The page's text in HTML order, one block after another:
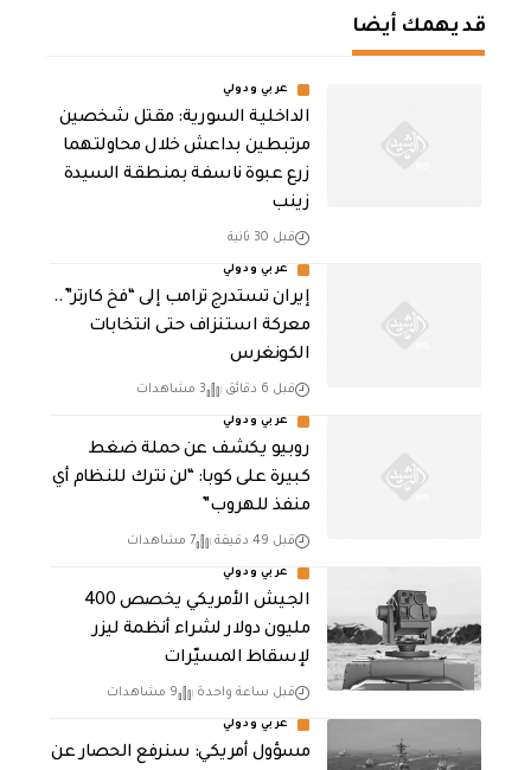
قد يهمك أيضا
عربي ودولي
الداخلية السورية: مقتل شخصين
مرتبطين بداعش خلال محاولتهما
زرع عبوة ناسفة بمنطقة السيدة
زينب
قبل 30 ثانية
عربي ودولي
إيران تستدرج ترامب إلى “فخ كارتر”..
معركة استنزاف حتى انتخابات
الكونغرس
قبل 6 دقائق 3 مشاهدات
عربي ودولي
روبيو يكشف عن حملة ضغط
كبيرة على كوبا: “لن نترك للنظام أي
منفذ للهروب”
قبل 49 دقيقة 7 مشاهدات
عربي ودولي
الجيش الأمريكي يخصص 400
مليون دولار لشراء أنظمة ليزر
لإسقاط المسيّرات
قبل ساعة واحدة 9 مشاهدات
عربي ودولي
مسؤول أمريكي: سنرفع الحصار عن